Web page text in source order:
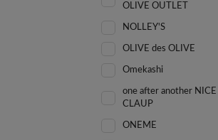
OLIVE OUTLET
NOLLEY'S
OLIVE des OLIVE
Omekashi
one after another NICE
CLAUP
ONEME